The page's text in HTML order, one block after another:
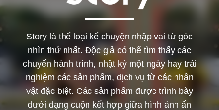
Story là thể loại kể chuyện nhập vai từ góc
nhìn thứ nhất. Độc giả có thể tìm thấy các
chuyến hành trình, nhật ký một ngày hay trải
nghiệm các sản phẩm, dịch vụ từ các nhân
vật đặc biệt. Các sản phẩm được trình bày
dưới dạng cuộn kết hợp giữa hình ảnh ấn